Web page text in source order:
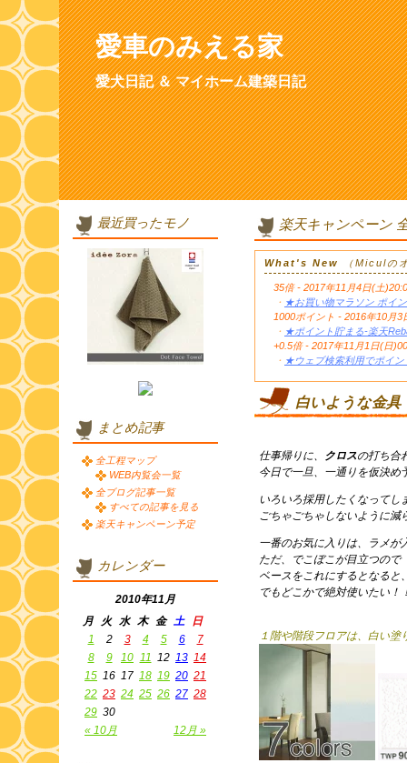
愛車のみえる家
愛犬日記 ＆ マイホーム建築日記
楽天キャンペーン
What's New （Miculの
35倍 - 2017年11月4日(土
・ ★お買い物マラソン ポイ
1000ポイント - 2016年10月
・ ★ポイント貯まる-楽天
+0.5倍 - 2017年11月1日(日
・ ★ウェブ検索利用でポイン
白いような金具
仕事帰りに、 クロスの打ち合
今日で一旦、一通りを仮決め
いろいろ採用したくなってし
ごちゃごちゃしないように減
一番のお気に入りは、ラメが
ただ、でこぼこが目立つので
ベースをこれにするとなると
でもどこかで絶対使いたい！
１階や階段フロアは、白い塗
最近買ったモノ
まとめ記事
全工程マップ
WEB内覧会一覧
全ブログ記事一覧
すべての記事を見る
楽天キャンペーン予定
カレンダー
2010年11月
月
火 水 木 金 土 日
« 10月 12月 »
1 2 3 4 5 6
7
8
9 10 11 12 13 14
15 16 17 18 19 20 21
22 23 24 25 26 27 28
29 30